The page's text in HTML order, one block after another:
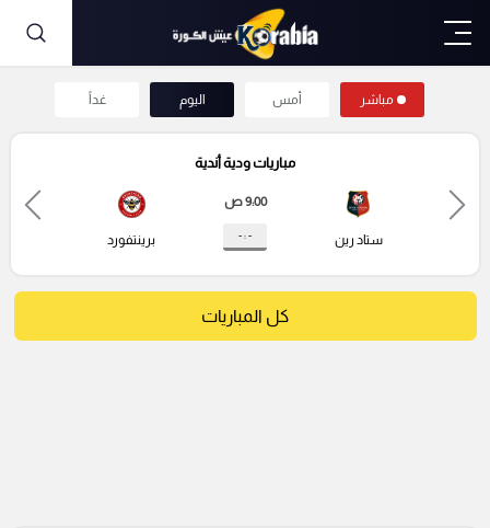
مباشر أمس اليوم غداً
مباريات ودية أندية
ستاد رين
9:00 ص
- : - برينتفورد
كل المباريات